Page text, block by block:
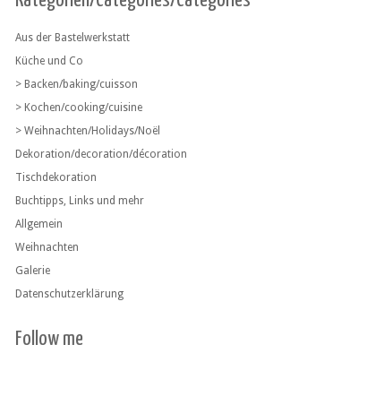
Aus der Bastelwerkstatt
Küche und Co
> Backen/baking/cuisson
> Kochen/cooking/cuisine
> Weihnachten/Holidays/Noël
Dekoration/decoration/décoration
Tischdekoration
Buchtipps, Links und mehr
Allgemein
Weihnachten
Galerie
Datenschutzerklärung
Follow me